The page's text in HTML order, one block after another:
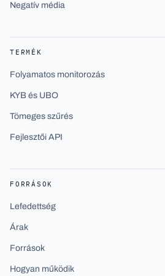
Negatív média
TERMÉK
Folyamatos monitorozás
KYB és UBO
Tömeges szűrés
Fejlesztői API
FORRÁSOK
Lefedettség
Árak
Források
Hogyan működik